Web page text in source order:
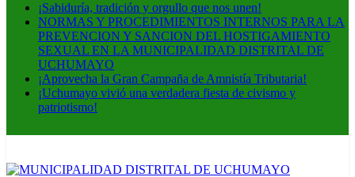
¡Sabiduría, tradición y orgullo que nos unen!
NORMAS Y PROCEDIMIENTOS INTERNOS PARA LA
PREVENCION Y SANCION DEL HOSTIGAMIENTO
SEXUAL EN LA MUNICIPALIDAD DISTRITAL DE
UCHUMAYO
¡Aprovecha la Gran Campaña de Amnistía Tributaria!
¡Uchumayo vivió una verdadera fiesta de civismo y
patriotismo!